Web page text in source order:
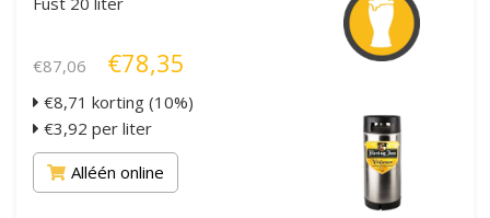
€87,06 €78,35
€8,71 korting (10%)
€3,92 per liter
Alléén online